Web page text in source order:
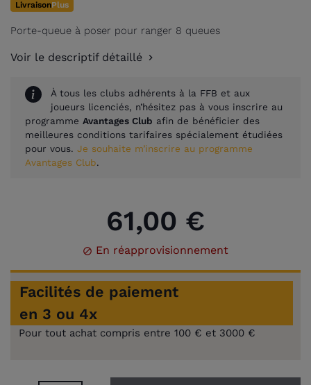
LivraisonPlus
Porte-queue à poser pour ranger 8 queues
Voir le descriptif détaillé
À tous les clubs adhérents à la FFB et aux
joueurs licenciés, n’hésitez pas à vous inscrire au
programme Avantages Club afin de bénéficier des
meilleures conditions tarifaires spécialement étudiées
pour vous. Je souhaite m’inscrire au programme
Avantages Club.
61,00 €
 En réapprovisionnement
Facilités de paiement
en 3 ou 4x
Pour tout achat compris entre 100 € et 3000 €